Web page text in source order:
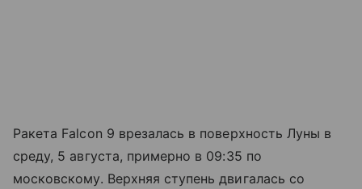
Ракета Falcon 9 врезалась в поверхность Луны в
среду, 5 августа, примерно в 09:35 по
московскому. Верхняя ступень двигалась со